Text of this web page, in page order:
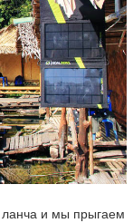
ланча и мы прыгаем